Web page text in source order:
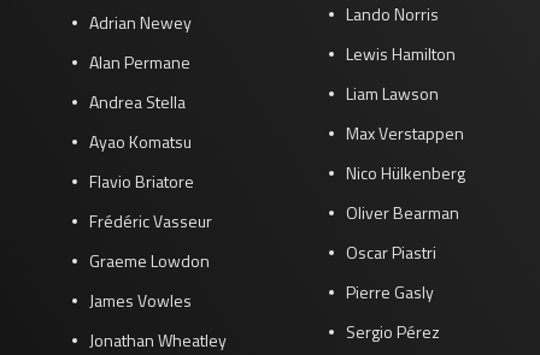
Adrian Newey
Alan Permane
Andrea Stella
Ayao Komatsu
Flavio Briatore
Frédéric Vasseur
Graeme Lowdon
James Vowles
Jonathan Wheatley
Lando Norris
Lewis Hamilton
Liam Lawson
Max Verstappen
Nico Hülkenberg
Oliver Bearman
Oscar Piastri
Pierre Gasly
Sergio Pérez